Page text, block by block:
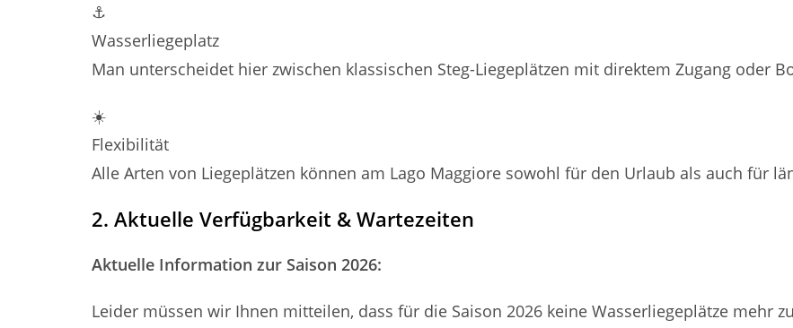
⚓
Wasserliegeplatz
Man unterscheidet hier zwischen klassischen Steg-Liegeplätzen mit direktem Zugang oder
☀️
Flexibilität
Alle Arten von Liegeplätzen können am Lago Maggiore sowohl für den Urlaub als auch für
2. Aktuelle Verfügbarkeit & Wartezeiten
Aktuelle Information zur Saison 2026:
Leider müssen wir Ihnen mitteilen, dass für die Saison 2026 keine Wasserliegeplätze mehr